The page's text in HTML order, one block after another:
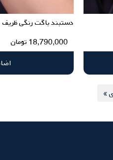
دستبند باگت رنگی ظریف
18,790,000 تومان
»